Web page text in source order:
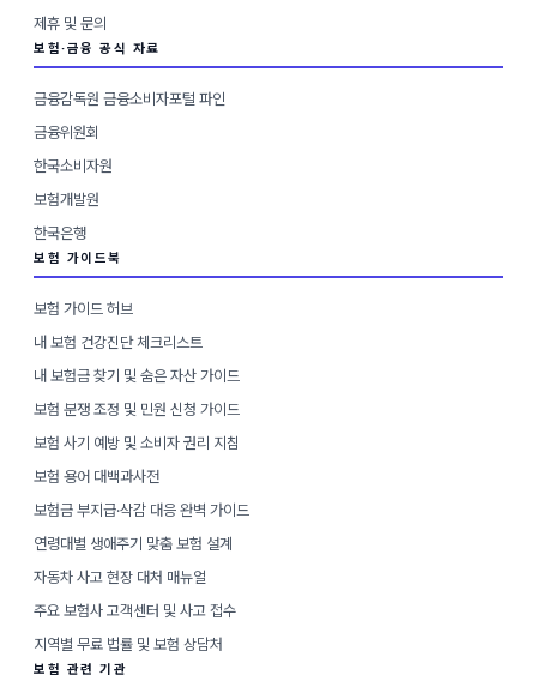
제휴 및 문의
보험·금융 공식 자료
금융감독원 금융소비자포털 파인
금융위원회
한국소비자원
보험개발원
한국은행
보험 가이드북
보험 가이드 허브
내 보험 건강진단 체크리스트
내 보험금 찾기 및 숨은 자산 가이드
보험 분쟁 조정 및 민원 신청 가이드
보험 사기 예방 및 소비자 권리 지침
보험 용어 대백과사전
보험금 부지급·삭감 대응 완벽 가이드
연령대별 생애주기 맞춤 보험 설계
자동차 사고 현장 대처 매뉴얼
주요 보험사 고객센터 및 사고 접수
지역별 무료 법률 및 보험 상담처
보험 관련 기관